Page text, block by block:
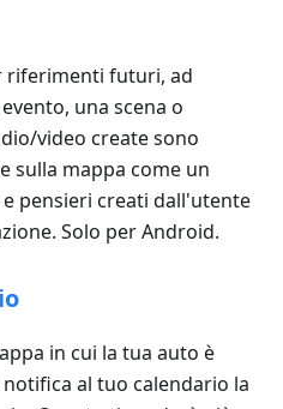
riferimenti futuri, ad
una scena o
video create sono
sulla mappa come un
pensieri creati dall'utente
Solo per Android.
in cui la tua auto è
al tuo calendario la